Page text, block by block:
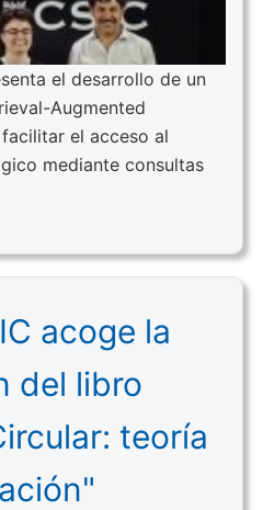
el desarrollo de un
Augmented
el acceso al
mediante consultas
acoge la
del libro
teoría